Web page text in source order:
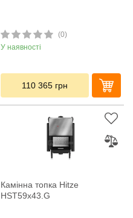
(0)
У наявності
110 365 грн
Камінна топка Hitze
HST59x43.G